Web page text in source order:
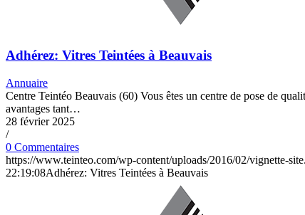
Adhérez: Vitres Teintées à Beauvais
Annuaire
Centre Teintéo Beauvais (60) Vous êtes un centre de pose de
avantages tant…
28 février 2025
/
0 Commentaires
https://www.teinteo.com/wp-content/uploads/2016/02/vignette-
22:19:08Adhérez: Vitres Teintées à Beauvais